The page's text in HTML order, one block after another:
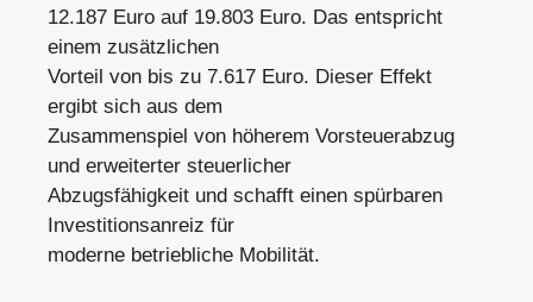
12.187 Euro auf 19.803 Euro. Das entspricht
einem zusätzlichen
Vorteil von bis zu 7.617 Euro. Dieser Effekt
ergibt sich aus dem
Zusammenspiel von höherem Vorsteuerabzug
und erweiterter steuerlicher
Abzugsfähigkeit und schafft einen spürbaren
Investitionsanreiz für
moderne betriebliche Mobilität.